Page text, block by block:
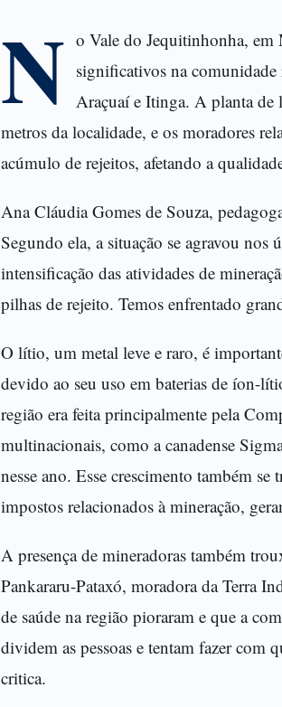
N o Vale do Jequitinhonha, em
significativos na
Araçuaí e Itinga. A planta de
metros da localidade, e os moradores
acúmulo de rejeitos, afetando a
Ana Cláudia Gomes de Souza,
Segundo ela, a situação se agravou nos
intensificação das atividades de
pilhas de rejeito. Temos enfrentado
O lítio, um metal leve e raro, é
devido ao seu uso em baterias de íon-
região era feita principalmente pela
multinacionais, como a canadense
nesse ano. Esse crescimento também
impostos relacionados à mineração,
A presença de mineradoras também
Pankararu-Pataxó, moradora da Terra
de saúde na região pioraram e que a
dividem as pessoas e tentam fazer com
critica.